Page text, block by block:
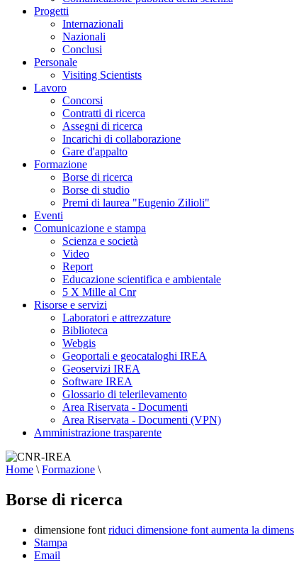
Progetti
Internazionali
Nazionali
Conclusi
Personale
Visiting Scientists
Lavoro
Concorsi
Contratti di ricerca
Assegni di ricerca
Incarichi di collaborazione
Gare d'appalto
Formazione
Borse di ricerca
Borse di studio
Premi di laurea "Eugenio Zilioli"
Eventi
Comunicazione e stampa
Scienza e società
Video
Report
Educazione scientifica e ambientale
5 X Mille al Cnr
Risorse e servizi
Laboratori e attrezzature
Biblioteca
Webgis
Geoportali e geocataloghi IREA
Geoservizi IREA
Software IREA
Glossario di telerilevamento
Area Riservata - Documenti
Area Riservata - Documenti (VPN)
Amministrazione trasparente
Home \ Formazione \
Borse di ricerca
dimensione font riduci dimensione font aumenta la
Stampa
Email